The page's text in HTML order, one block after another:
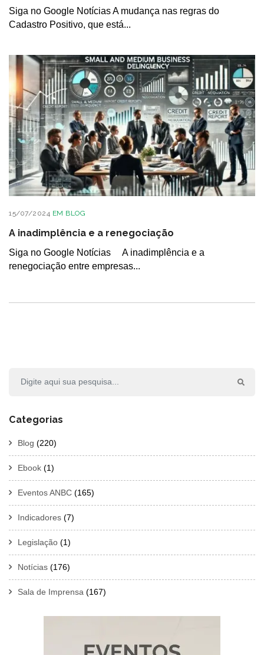
Siga no Google Notícias A mudança nas regras do
Cadastro Positivo, que está...
15/07/2024 EM BLOG
A inadimplência e a renegociação
Siga no Google Notícias A inadimplência e a
renegociação entre empresas...
Categorias
Blog (220)
Ebook (1)
Eventos ANBC (165)
Indicadores (7)
Legislação (1)
Notícias (176)
Sala de Imprensa (167)